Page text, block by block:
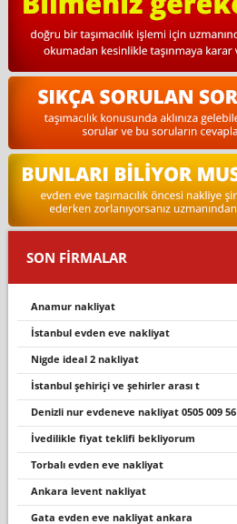
SON FİRMALAR
anamur nakli̇yat
i̇stanbul evden eve nakli̇yat
nigde ideal 2 nakliyat
i̇stanbul şehi̇ri̇çi̇ ve şehi̇rler arasi t
deni̇zli̇ nur evdeneve nakli̇yat 0505 009 56
ivedilikle fiyat teklifi bekliyorum
torbalı evden eve nakliyat
ankara levent nakliyat
gata evden eve nakliyat ankara